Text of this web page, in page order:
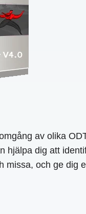
av olika
dig att
och ge dig